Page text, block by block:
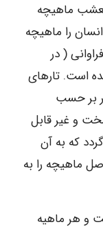
ماهیچه
وزن بدن انسان را ماهیچه
( در
شده است. تارهای
15 سانتی متر بر حسب
و غیر قابل
که به آن
ماهیچه را به
و هر ماهیه